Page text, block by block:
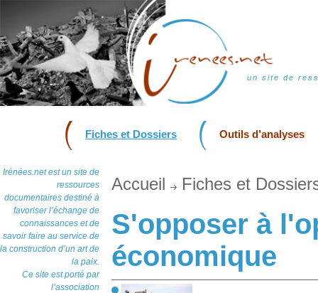
un site de
Fiches et Dossiers Outils d’analyses
Irénées.net est un site de
ressources
documentaires destiné à
favoriser l’échange de
connaissances et de
savoir faire au service de
la construction d’un art de
la paix.
Ce site est porté par
l’association
Accueil Fiches et
S'opposer à
économique